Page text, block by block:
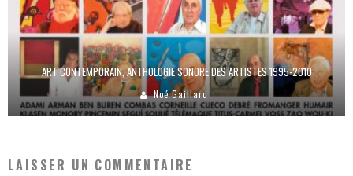
ART CONTEMPORAIN, ANTHOLOGIE SONORE DES ARTISTES 1995-2010
Noé Gaillard
LAISSER UN COMMENTAIRE